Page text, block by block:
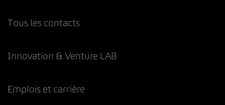
Tous les contacts
Innovation & Venture LAB
Emplois et carrière